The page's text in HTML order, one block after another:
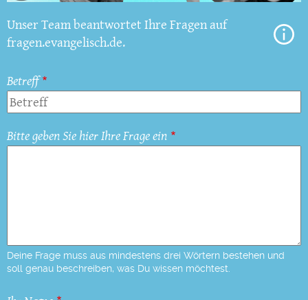
Unser Team beantwortet Ihre Fragen auf
fragen.evangelisch.de.
Betreff
Bitte geben Sie hier Ihre Frage ein
Deine Frage muss aus mindestens drei Wörtern bestehen und
soll genau beschreiben, was Du wissen möchtest.